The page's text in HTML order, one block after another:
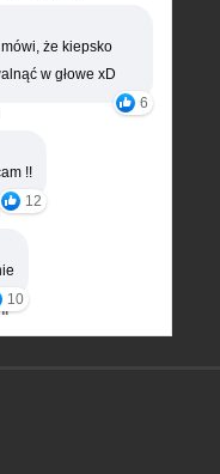
że kiepsko
w głowe xD
6
!!
12
10